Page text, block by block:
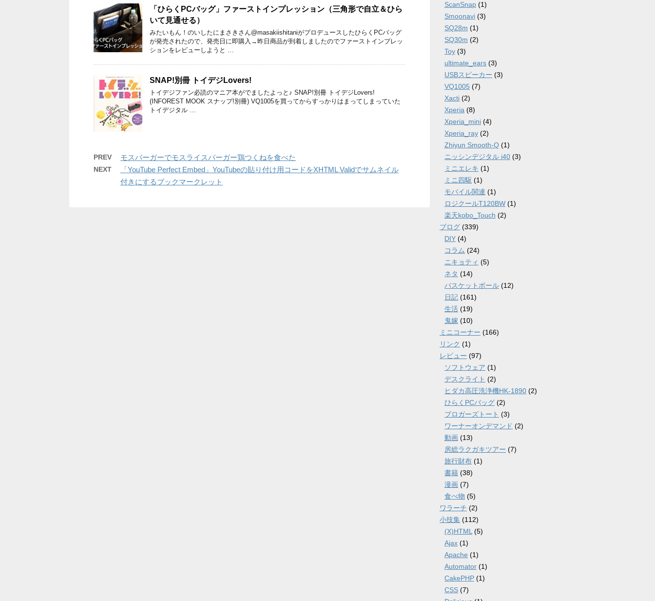
「ひらくPCバッグ」ファーストインプレッション（三角形で自立＆ひら
いて見通せる）
みたいもん！のいしたにまさきさん@masakiishitaniがプロデュースしたひらくPCバッグ
が発売されたので、発売日に即購入→昨日商品が到着しましたのでファーストインプレッ
ションをレビューしようと …
SNAP!別冊 トイデジLovers!
トイデジファン必読のマニア本がでましたよっと♪ SNAP!別冊 トイデジLovers!
(INFOREST MOOK スナップ!別冊) VQ1005を買ってからすっかりはまってしまっていた
トイデジタル …
PREV モスバーガーでモスライスバーガー鶏つくねを食べた
NEXT
「YouTube Perfect Embed」YouTubeの貼り付け用コードをXHTML Validでサムネイル
付きにするブックマークレット
ScanSnap (1)
Smoonavi (3)
SQ28m (1)
SQ30m (2)
Toy (3)
ultimate_ears (3)
USBスピーカー (3)
VQ1005 (7)
Xacti (2)
Xperia (8)
Xperia_mini (4)
Xperia_ray (2)
Zhiyun Smooth-Q (1)
ニッシンデジタル i40 (3)
ミニエレキ (1)
ミニ四駆 (1)
モバイル関連 (1)
ロジクールT120BW (1)
楽天kobo_Touch (2)
ブログ (339)
DIY (4)
コラム (24)
ニキョティ (5)
ネタ (14)
バスケットボール (12)
日記 (161)
生活 (19)
鬼嫁 (10)
ミニコーナー (166)
リンク (1)
レビュー (97)
ソフトウェア (1)
デスクライト (2)
ヒダカ高圧洗浄機HK-1890 (2)
ひらくPCバッグ (2)
ブロガーズトート (3)
ワーナーオンデマンド (2)
動画 (13)
房総ラクガキツアー (7)
旅行財布 (1)
書籍 (38)
漫画 (7)
食べ物 (5)
ワラーチ (2)
小技集 (112)
(X)HTML (5)
Ajax (1)
Apache (1)
Automator (1)
CakePHP (1)
CSS (7)